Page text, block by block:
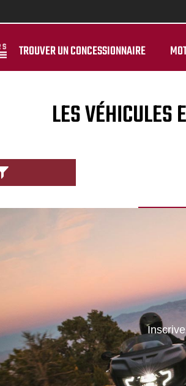
TROUVER UN CONCESSIONNAIRE
LES VÉHICULES